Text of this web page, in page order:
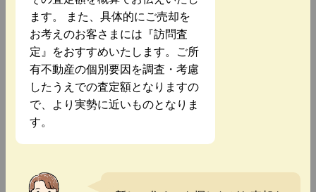
ます。 また、具体的にご売却を
お考えのお客さまには『訪問査
定』をおすすめいたします。ご所
有不動産の個別要因を調査・考慮
したうえでの査定額となりますの
で、より実勢に近いものとなりま
す。